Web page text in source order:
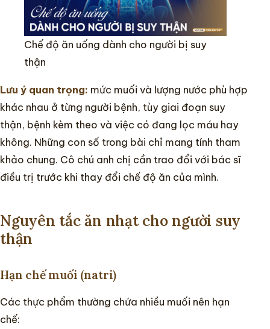
Chế độ ăn uống dành cho người bị suy
thận
Lưu ý quan trọng: mức muối và lượng nước phù hợp
khác nhau ở từng người bệnh, tùy giai đoạn suy
thận, bệnh kèm theo và việc có đang lọc máu hay
không. Những con số trong bài chỉ mang tính tham
khảo chung. Cô chú anh chị cần trao đổi với bác sĩ
điều trị trước khi thay đổi chế độ ăn của mình.
Nguyên tắc ăn nhạt cho người suy
thận
Hạn chế muối (natri)
Các thực phẩm thường chứa nhiều muối nên hạn
chế: